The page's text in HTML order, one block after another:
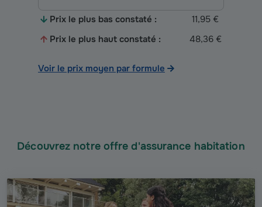
Prix le plus bas constaté :
11,95 €
Prix le plus haut constaté :
48,36 €
Voir le prix moyen par formule
Découvrez notre offre d'assurance habitation